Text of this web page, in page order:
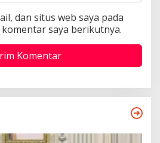
dan situs web saya pada
saya berikutnya.